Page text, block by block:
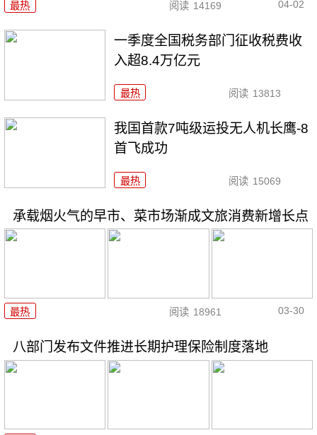
最热 阅读 14169 04-02
一季度全国税务部门征收税费收
入超8.4万亿元
最热 阅读 13813
我国首款7吨级运投无人机长鹰-8
首飞成功
最热 阅读 15069
承载烟火气的早市、菜市场渐成文旅消费新增长点
最热 阅读 18961 03-30
八部门发布文件推进长期护理保险制度落地